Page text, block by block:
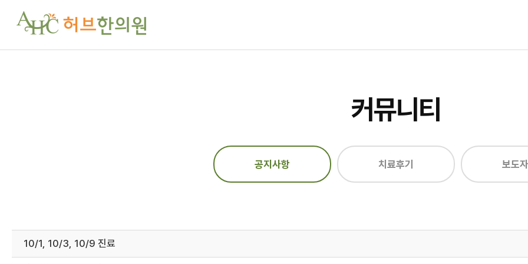
커뮤니티
공지사항 치료후기 보도
10/1, 10/3, 10/9 진료